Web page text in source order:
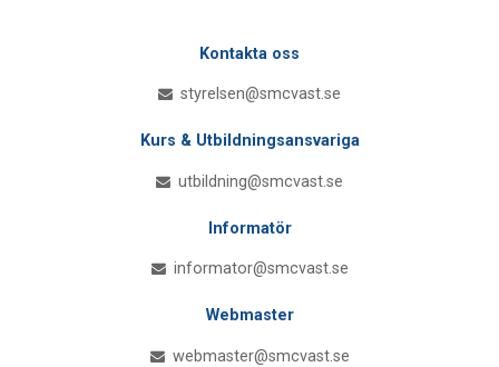
Kontakta oss
styrelsen@smcvast.se
Kurs & Utbildningsansvariga
utbildning@smcvast.se
Informatör
informator@smcvast.se
Webmaster
webmaster@smcvast.se